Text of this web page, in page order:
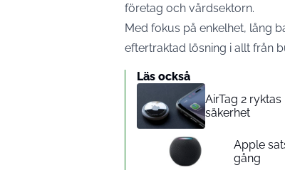
företag och vårdsektorn.
Med fokus på enkelhet, lång
eftertraktad lösning i allt från
Läs också
AirTag 2
säkerhet
Apple
gång